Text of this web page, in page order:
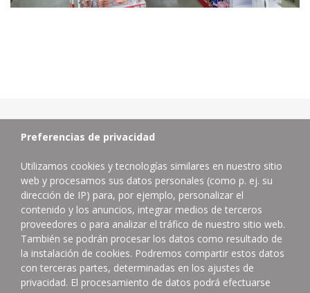
Distribuidor de productos de limpieza profesional.
Contacta con nosotros
624832402
Preferencias de privacidad
Utilizamos cookies y tecnologías similares en nuestro sitio
web y procesamos sus datos personales (como p. ej. su
dirección de IP) para, por ejemplo, personalizar el
contenido y los anuncios, integrar medios de terceros
proveedores o para analizar el tráfico de nuestro sitio web.
También se podrán procesar los datos como resultado de
la instalación de cookies. Podremos compartir estos datos
con terceras partes, determinadas en los ajustes de
privacidad. El procesamiento de datos podrá efectuarse